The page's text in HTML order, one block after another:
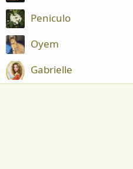
Peniculo
Oyem
Gabrielle